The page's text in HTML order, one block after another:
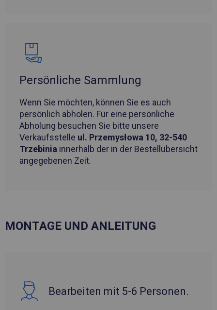
Persönliche Sammlung
Wenn Sie möchten, können Sie es auch
persönlich abholen. Für eine persönliche
Abholung besuchen Sie bitte unsere
Verkaufsstelle ul. Przemysłowa 10, 32-540
Trzebinia innerhalb der in der Bestellübersicht
angegebenen Zeit.
MONTAGE UND ANLEITUNG
Bearbeiten mit 5-6 Personen.